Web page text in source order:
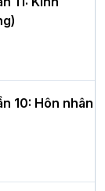
10: Hôn nhân